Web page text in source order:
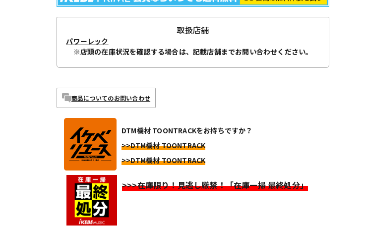
取扱店舗
パワーレック
※店頭の在庫状況を確認する場合は、記載店舗までお問い合わせください。
商品についてのお問い合わせ
DTM機材 TOONTRACKをお持ちですか？
>>DTM機材 TOONTRACK
>>DTM機材 TOONTRACK
>>>在庫限り！見逃し厳禁！「在庫一掃 最終処分」